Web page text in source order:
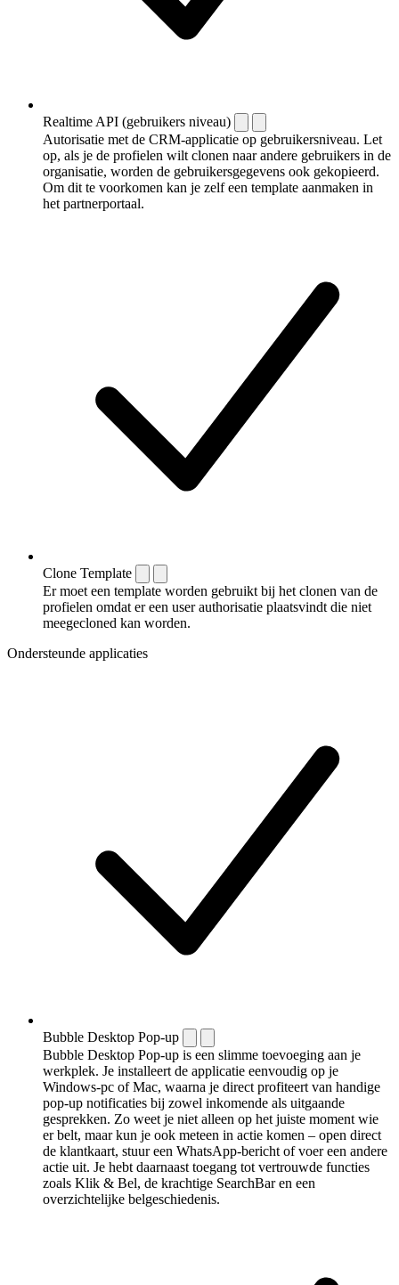
Realtime API (gebruikers niveau)
Autorisatie met de CRM-applicatie op gebruikersniveau. Let
op, als je de profielen wilt clonen naar andere gebruikers in de
organisatie, worden de gebruikersgegevens ook gekopieerd.
Om dit te voorkomen kan je zelf een template aanmaken in
het partnerportaal.
Clone Template
Er moet een template worden gebruikt bij het clonen van de
profielen omdat er een user authorisatie plaatsvindt die niet
meegecloned kan worden.
Ondersteunde applicaties
Bubble Desktop Pop-up
Bubble Desktop Pop-up is een slimme toevoeging aan je
werkplek. Je installeert de applicatie eenvoudig op je
Windows-pc of Mac, waarna je direct profiteert van handige
pop-up notificaties bij zowel inkomende als uitgaande
gesprekken. Zo weet je niet alleen op het juiste moment wie
er belt, maar kun je ook meteen in actie komen – open direct
de klantkaart, stuur een WhatsApp-bericht of voer een andere
actie uit. Je hebt daarnaast toegang tot vertrouwde functies
zoals Klik & Bel, de krachtige SearchBar en een
overzichtelijke belgeschiedenis.